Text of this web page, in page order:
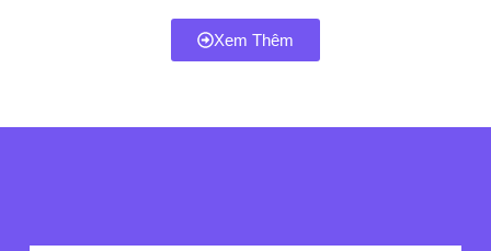
Xem Thêm